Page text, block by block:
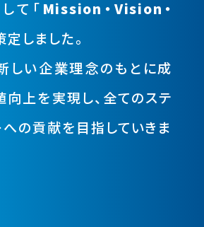
て「 Mission・Vision・
定しました。
しい企業理念のもとに成
上を実現し、 全てのステ
の貢献を目指していきま